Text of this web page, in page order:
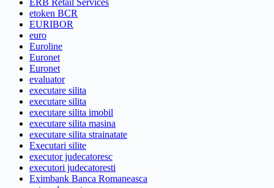
etoken BCR
EURIBOR
euro
Euroline
Euronet
Euronet
evaluator
executare silita
executare silita
executare silita imobil
executare silita masina
executare silita strainatate
Executari silite
executor judecatoresc
executori judecatoresti
Eximbank Banca Romaneasca